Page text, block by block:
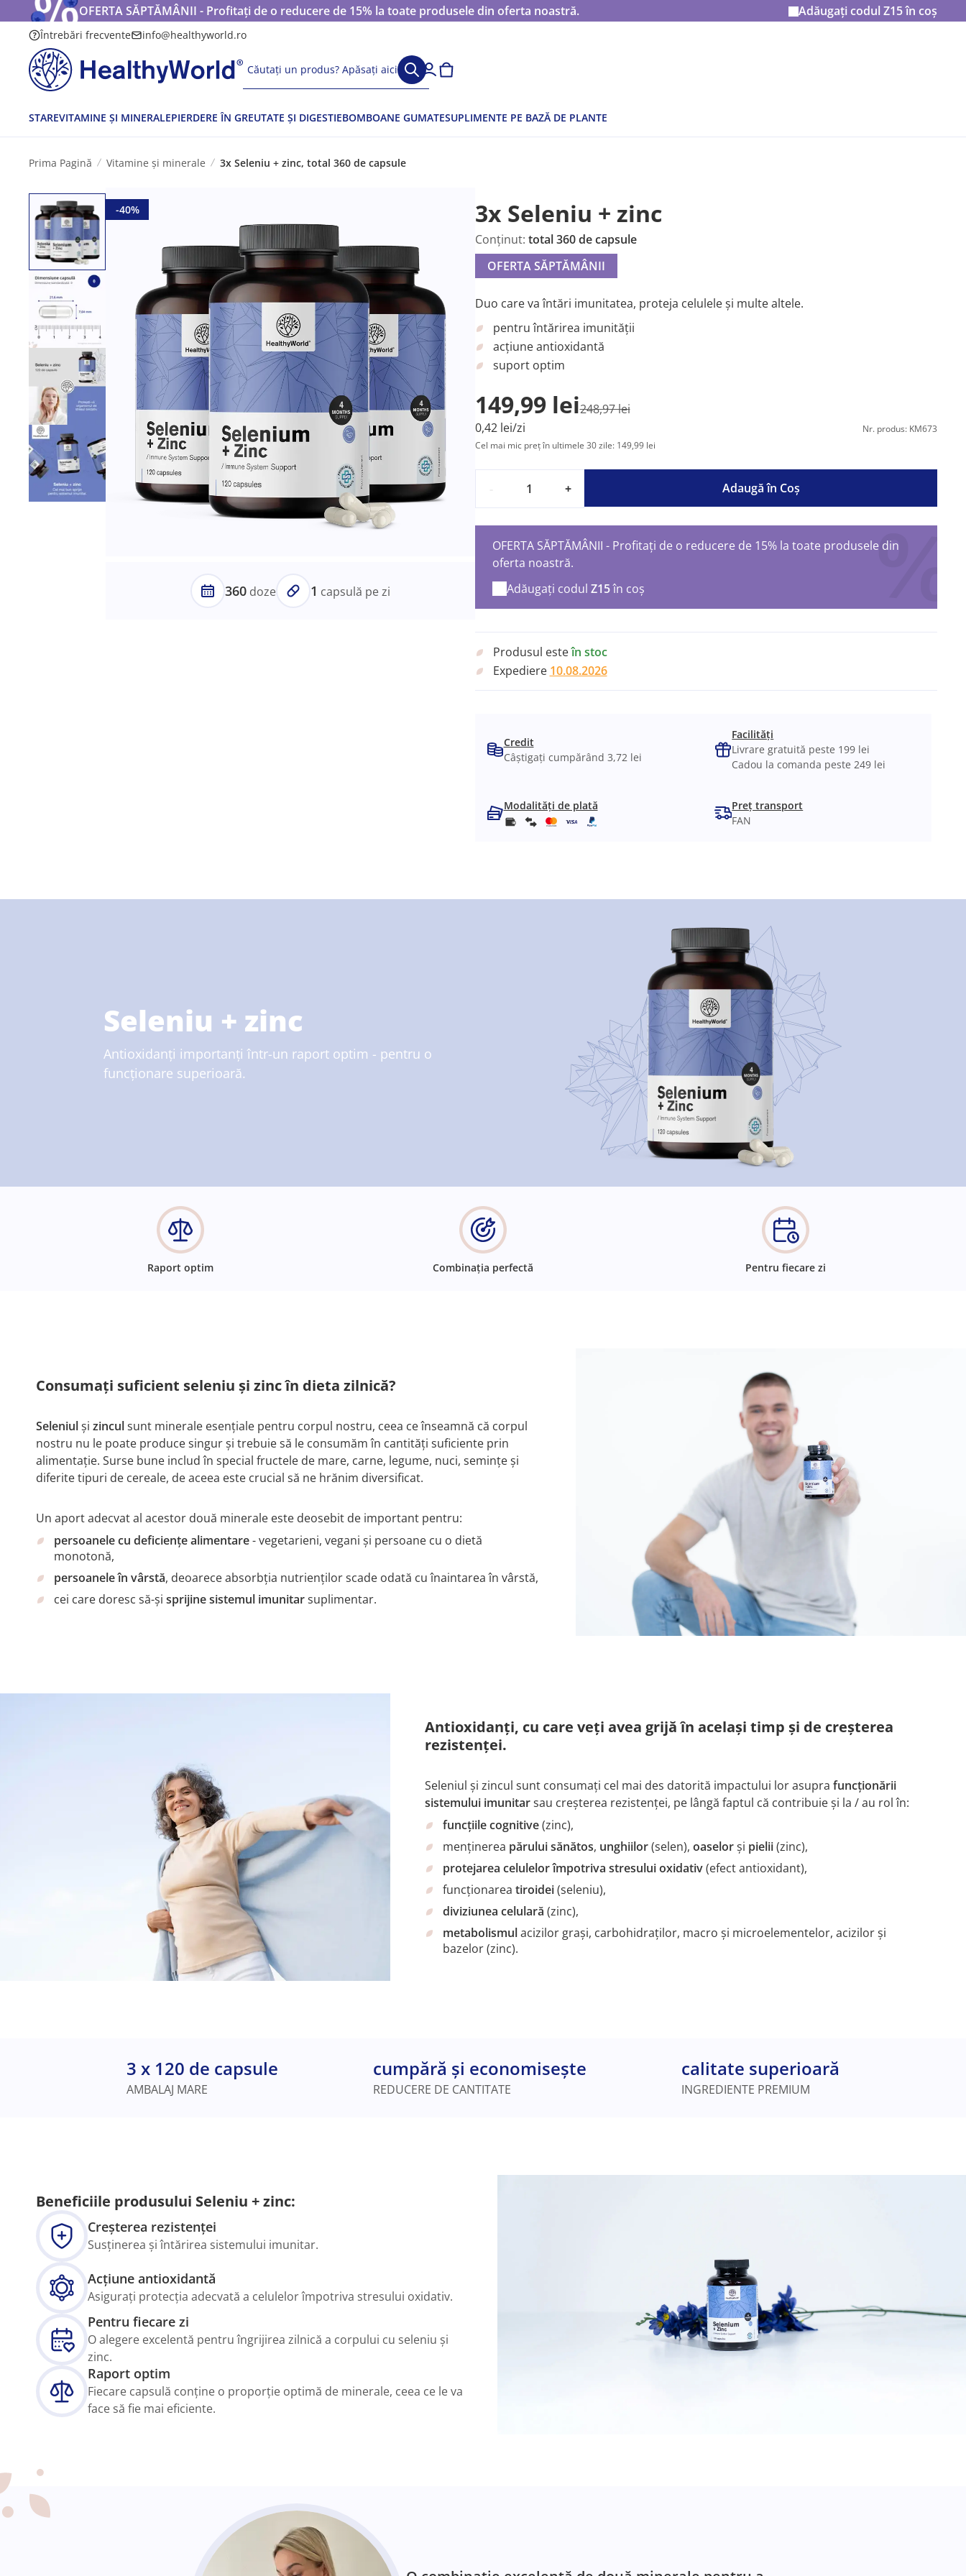
OFERTA SĂPTĂMÂNII - Profitați de o reducere de 15% la toate produsele din oferta noastră. Adăugați codul Z15în coș
Întrebări frecvente info@healthyworld.ro
Căutați un produs? Apăsați aici
STAREVITAMINE ȘI MINERALEPIERDERE ÎN GREUTATE ȘI DIGESTIEBOMBOANE GUMATESUPLIMENTE PE BAZĂ DE PLANTE
Prima Pagină Vitamine și minerale 3x Seleniu + zinc, total 360 de capsule
-40%
360doze 1 capsulă pe zi
3x Seleniu + zinc
Conținut: total 360 de capsule
OFERTA SĂPTĂMÂNII
Duo care va întări imunitatea, proteja celulele și multe altele.
pentru întărirea imunității
acțiune antioxidantă
suport optim
149,99 lei248,97 lei
0,42 lei/zi
Nr. produs: KM673
Cel mai mic preț în ultimele 30 zile: 149,99 lei
+ Adaugă în Coş
OFERTA SĂPTĂMÂNII - Profitați de o reducere de 15% la toate produsele din
oferta noastră.
Adăugați codul Z15în coș
Produsul esteîn stoc
Expediere 10.08.2026
Credit
Câștigați cumpărând 3,72 lei
Facilități
Livrare gratuită peste 199 lei
Cadou la comanda peste 249 lei
Modalități de plată
Preț transport
FAN
Seleniu + zinc
Antioxidanți importanți într-un raport optim - pentru o
funcționare superioară.
Raport optim Combinația perfectă Pentru fiecare zi
Consumați suficient seleniu și zinc în dieta zilnică?
Seleniulși zinculsunt minerale esențiale pentru corpul nostru, ceea ce înseamnă că corpul
nostru nu le poate produce singur și trebuie să le consumăm în cantități suficiente prin
alimentație. Surse bune includ în special fructele de mare, carne, legume, nuci, semințe și
diferite tipuri de cereale, de aceea este crucial să ne hrănim diversificat.
Un aport adecvat al acestor două minerale este deosebit de important pentru:
persoanele cu deficiențe alimentare- vegetarieni, vegani și persoane cu o dietă
monotonă,
persoanele în vârstă, deoarece absorbția nutrienților scade odată cu înaintarea în vârstă,
cei care doresc să-și sprijine sistemul imunitarsuplimentar.
Antioxidanți, cu care veți avea grijă în același timp și de creșterea
rezistenței.
Seleniul și zincul sunt consumați cel mai des datorită impactului lor asuprafuncționării
sistemului imunitarsau creșterea rezistenței, pe lângă faptul că contribuie și la / au rol în:
funcțiile cognitive(zinc),
menținerea părului sănătos, unghiilor(selen),oaselorși pielii(zinc),
protejarea celulelor împotriva stresului oxidativ(efect antioxidant),
funcționareatiroidei(seleniu),
diviziunea celulară (zinc),
metabolismulacizilor grași, carbohidraților, macro și microelementelor, acizilor și
bazelor (zinc).
3 x 120 de capsule
AMBALAJ MARE
cumpără și economisește
REDUCERE DE CANTITATE
calitate superioară
INGREDIENTE PREMIUM
Beneficiile produsului Seleniu + zinc:
Creșterea rezistenței
Susținerea și întărirea sistemului imunitar.
Acțiune antioxidantă
Asigurați protecția adecvată a celulelor împotriva stresului oxidativ.
Pentru fiecare zi
O alegere excelentă pentru îngrijirea zilnică a corpului cu seleniu și
zinc.
Raport optim
Fiecare capsulă conține o proporție optimă de minerale, ceea ce le va
face să fie mai eficiente.